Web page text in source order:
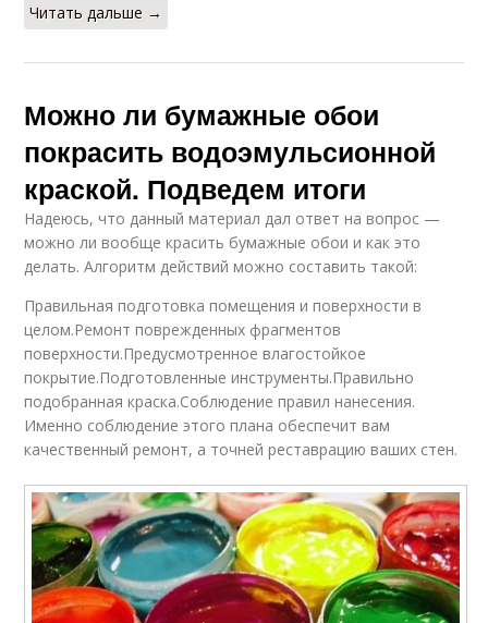
Читать дальше →
Можно ли бумажные обои
покрасить водоэмульсионной
краской. Подведем итоги
Надеюсь, что данный материал дал ответ на вопрос —
можно ли вообще красить бумажные обои и как это
делать. Алгоритм действий можно составить такой:
Правильная подготовка помещения и поверхности в
целом.Ремонт поврежденных фрагментов
поверхности.Предусмотренное влагостойкое
покрытие.Подготовленные инструменты.Правильно
подобранная краска.Соблюдение правил нанесения.
Именно соблюдение этого плана обеспечит вам
качественный ремонт, а точней реставрацию ваших стен.